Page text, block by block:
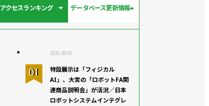
アクセスランキング データベース更新情報
2026.08.05
特設展示は「フィジカル
AI」、大宮の「ロボットFA関
連商品説明会」が活況／日本
ロボットシステムインテグレ